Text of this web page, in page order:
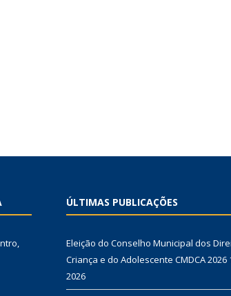
ÚLTIMAS PUBLICAÇÕES
Eleição do Conselho Municipal dos
Criança e do Adolescente CMDCA 2026
2026